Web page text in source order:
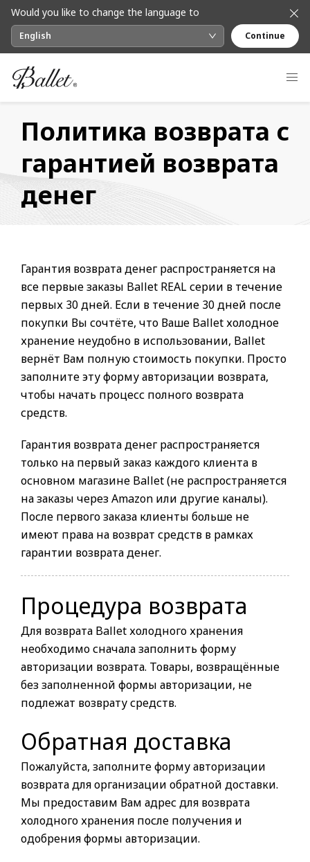
Would you like to change the language to
English Continue
Политика возврата с
гарантией возврата
денег
Гарантия возврата денег распространяется на
все первые заказы Ballet REAL серии в течение
первых 30 дней. Если в течение 30 дней после
покупки Вы сочтёте, что Ваше Ballet холодное
хранение неудобно в использовании, Ballet
вернёт Вам полную стоимость покупки. Просто
заполните эту форму авторизации возврата,
чтобы начать процесс полного возврата
средств.
Гарантия возврата денег распространяется
только на первый заказ каждого клиента в
основном магазине Ballet (не распространяется
на заказы через Amazon или другие каналы).
После первого заказа клиенты больше не
имеют права на возврат средств в рамках
гарантии возврата денег.
Процедура возврата
Для возврата Ballet холодного хранения
необходимо сначала заполнить форму
авторизации возврата. Товары, возвращённые
без заполненной формы авторизации, не
подлежат возврату средств.
Обратная доставка
Пожалуйста, заполните форму авторизации
возврата для организации обратной доставки.
Мы предоставим Вам адрес для возврата
холодного хранения после получения и
одобрения формы авторизации.